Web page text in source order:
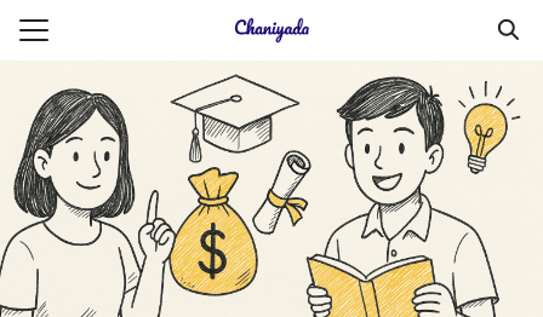
Skip
ยความเป็นส่วนตัว
ญชี (Accounting service)
ญชี (Accounting
for: